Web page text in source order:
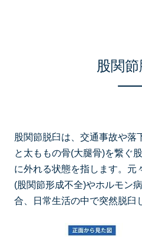
股関節
股関節脱臼は、交通事故や落
と太ももの骨(大腿骨)を繋ぐ
に外れる状態を指します。元
(股関節形成不全)やホルモン
合、日常生活の中で突然脱臼